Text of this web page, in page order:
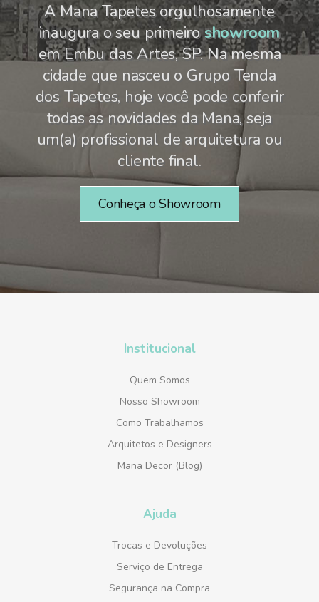
A Mana Tapetes orgulhosamente
inaugura o seu primeiroshowroom
em Embu das Artes, SP. Na mesma
cidade que nasceu o Grupo Tenda
dos Tapetes, hoje você pode conferir
todas as novidades da Mana, seja
um(a) profissional de arquitetura ou
cliente final.
Conheça o Showroom
Institucional
Quem Somos
Nosso Showroom
Como Trabalhamos
Arquitetos e Designers
Mana Decor (Blog)
Ajuda
Trocas e Devoluções
Serviço de Entrega
Segurança na Compra